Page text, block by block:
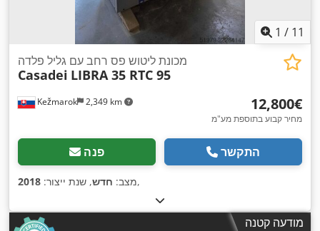
1 / 11
Kežmarok 2,349 km
מכונת ליטוש פס רחב עם גליל פלדה
Casadei LIBRA 35 RTC 95
‏12,800 ‏€
מחיר קבוע בתוספת מע"מ
פנה התקשר
מצב: חדש, שנת ייצור: 2018 ,
מודעה קטנה